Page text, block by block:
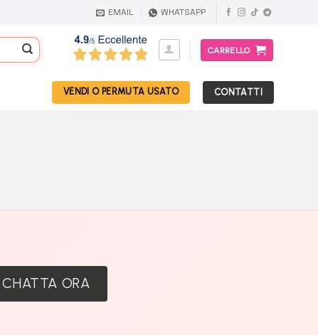
EMAIL WHATSAPP
CARRELLO
VENDI O PERMUTA USATO CONTATTI
CHATTA ORA